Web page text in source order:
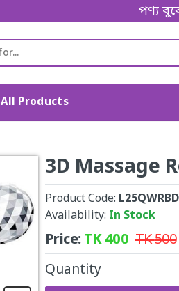
পণ্য বুঝে
All Products
3D Massage
Product Code: L25QWRBD
Availability: In Stock
Price:TK400 TK500
Quantity